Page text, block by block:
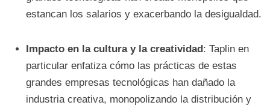
estancan los salarios y exacerbando la desigualdad.
Impacto en la cultura y la creatividad: Taplin en
particular enfatiza cómo las prácticas de estas
grandes empresas tecnológicas han dañado la
industria creativa, monopolizando la distribución y